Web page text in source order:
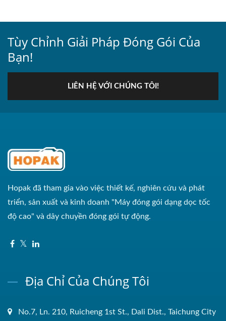
Tùy Chỉnh Giải Pháp Đóng Gói Của
Bạn!
LIÊN HỆ VỚI CHÚNG TÔI!
Hopak đã tham gia vào việc thiết kế, nghiên cứu và phát
triển, sản xuất và kinh doanh "Máy đóng gói dạng dọc tốc
độ cao" và dây chuyền đóng gói tự động.
Địa Chỉ Của Chúng Tôi
No.7, Ln. 210, Ruicheng 1st St., Dali Dist., Taichung City